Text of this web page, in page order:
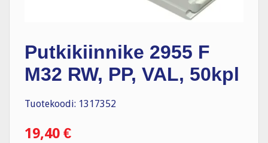
Putkikiinnike 2955 F
M32 RW, PP, VAL, 50kpl
Tuotekoodi: 1317352
19,40 €